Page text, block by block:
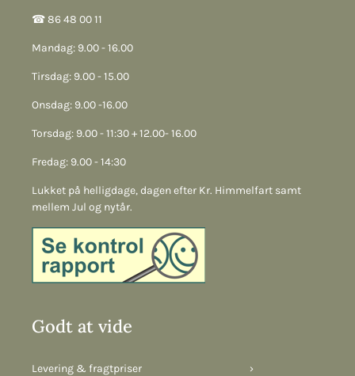
☎︎ 86 48 00 11
Mandag: 9.00 - 16.00
Tirsdag: 9.00 - 15.00
Onsdag: 9.00 -16.00
Torsdag: 9.00 - 11:30 + 12.00- 16.00
Fredag: 9.00 - 14:30
Lukket på helligdage, dagen efter Kr. Himmelfart samt
mellem Jul og nytår.
Godt at vide
Levering & fragtpriser ›